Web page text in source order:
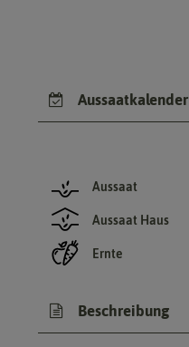
Aussaatkalender
Aussaat
Aussaat Haus
Ernte
Beschreibung